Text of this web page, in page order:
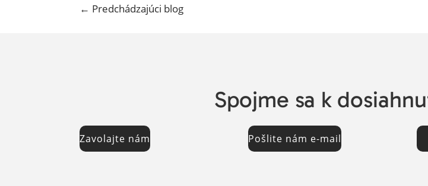
← Predchádzajúci blog
Spojme sa k
Zavolajte nám Pošlite nám e-mail